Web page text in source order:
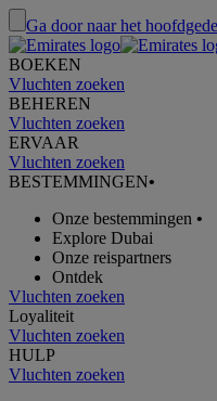
Ga door naar het
BOEKEN
Vluchten zoeken
BEHEREN
Vluchten zoeken
ERVAAR
Vluchten zoeken
BESTEMMINGEN•
Onze bestemmingen •
Explore Dubai
Onze reispartners
Ontdek
Vluchten zoeken
Loyaliteit
Vluchten zoeken
HULP
Vluchten zoeken